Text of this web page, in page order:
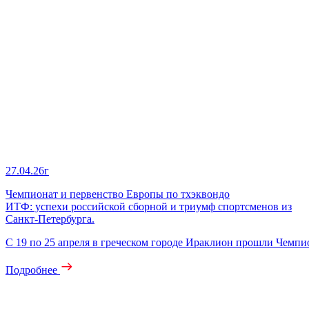
27.04.26г
Чемпионат и первенство Европы по тхэквондо
ИТФ: успехи российской сборной и триумф спортсменов из
Санкт-Петербурга.
С 19 по 25 апреля в греческом городе Ираклион прошли
Подробнее